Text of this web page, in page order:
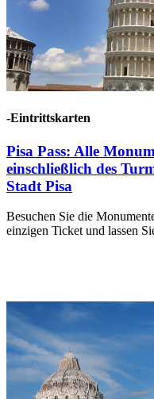
-Eintrittskarten
Pisa Pass: Alle
einschließlich des
Stadt Pisa
Besuchen Sie die
einzigen Ticket und lassen